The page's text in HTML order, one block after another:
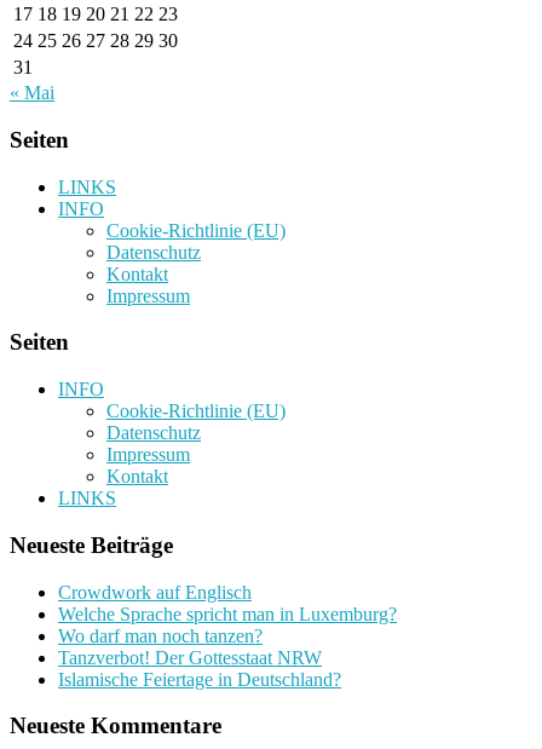
17 18 19 20 21 22 23
24 25 26 27 28 29 30
31
« Mai
Seiten
LINKS
INFO
Cookie-Richtlinie (EU)
Datenschutz
Kontakt
Impressum
Seiten
INFO
Cookie-Richtlinie (EU)
Datenschutz
Impressum
Kontakt
LINKS
Neueste Beiträge
Crowdwork auf Englisch
Welche Sprache spricht man in Luxemburg?
Wo darf man noch tanzen?
Tanzverbot! Der Gottesstaat NRW
Islamische Feiertage in Deutschland?
Neueste Kommentare